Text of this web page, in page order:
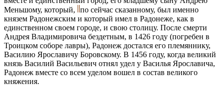
Меньшому, который,
по сейчас сказанному, был именно
князем Радонежским и который имел в Радонеже, как в
единственном своем городе, и свою столицу. После смерти
Андрея Владимировича бездетным, в 1426 году (погребен в
Троицком соборе лавры), Радонеж достался его племяннику,
Василию Ярославичу Боровскому. В 1456 году, когда великий
князь Василий Васильевич отнял удел у Василья Ярославича,
Радонеж вместе со всем уделом вошел в состав великого
княжения.